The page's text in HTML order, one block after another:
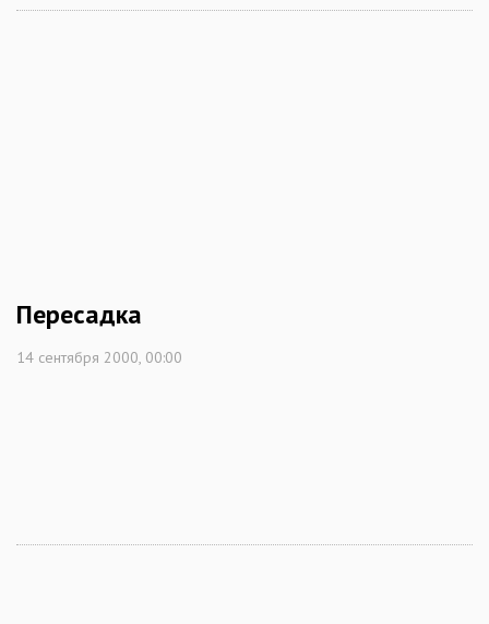
Пересадка
14 сентября 2000, 00:00